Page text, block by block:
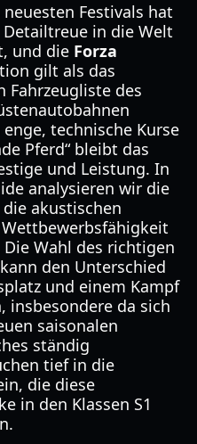
Festivals hat
in die Welt
und die Forza
gilt als das
Fahrzeugliste des
technische Kurse
Pferd“ bleibt das
und Leistung. In
analysieren wir die
akustischen
Wahl des richtigen
kann den Unterschied
und einem Kampf
insbesondere da sich
saisonalen
ständig
tief in die
die diese
in den Klassen S1